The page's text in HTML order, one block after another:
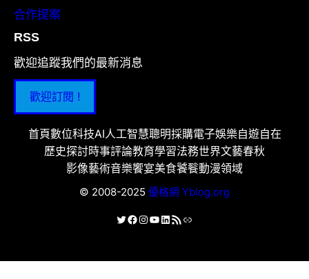
合作提案
RSS
歡迎追蹤我們的最新消息
歡迎訂閱 !
首頁數位科技AI人工智慧聰明採購電子娛樂自遊自在
歷史探討時事評論教育學習法務世界文藝春秋
影像藝術音樂饗宴美食饕餮動漫領域
© 2008-2025 優格網 Yblog.org
X Facebook
Instagram
YouTube
LinkedIn
RSS 資訊提供連結